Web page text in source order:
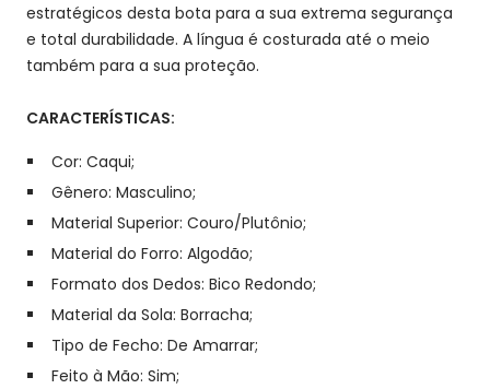
estratégicos desta bota para a sua extrema segurança
e total durabilidade. A língua é costurada até o meio
também para a sua proteção.
CARACTERÍSTICAS:
Cor: Caqui;
Gênero: Masculino;
Material Superior: Couro/Plutônio;
Material do Forro: Algodão;
Formato dos Dedos: Bico Redondo;
Material da Sola: Borracha;
Tipo de Fecho: De Amarrar;
Feito à Mão: Sim;